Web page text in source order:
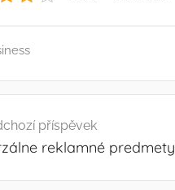
příspěvek
reklamné predmety